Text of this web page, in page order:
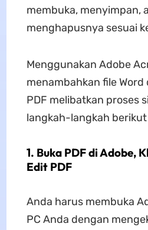
membuka, menyimpan,
menghapusnya sesuai
Menggunakan Adobe
menambahkan file
PDF melibatkan proses
langkah-langkah berikut
1. Buka PDF di Adobe,
Edit PDF
Anda harus membuka
PC Anda dengan